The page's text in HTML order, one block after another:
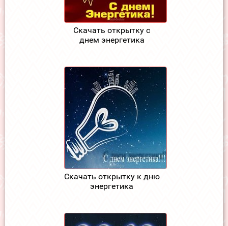
Скачать открытку с
днем энергетика
Скачать открытку к дню
энергетика